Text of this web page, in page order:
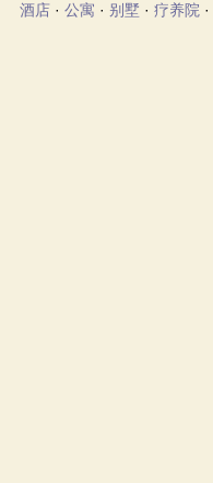
酒店 · 公寓 · 别墅 · 疗养院 ·